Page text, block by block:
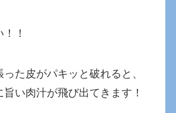
！
た皮がパキッと破れると、
い肉汁が飛び出てきます！